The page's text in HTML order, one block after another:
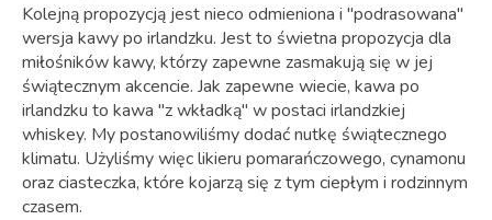
Kolejną propozycją jest nieco odmieniona i "podrasowana"
wersja kawy po irlandzku. Jest to świetna propozycja dla
miłośników kawy, którzy zapewne zasmakują się w jej
świątecznym akcencie. Jak zapewne wiecie, kawa po
irlandzku to kawa "z wkładką" w postaci irlandzkiej
whiskey. My postanowiliśmy dodać nutkę świątecznego
klimatu. Użyliśmy więc likieru pomarańczowego, cynamonu
oraz ciasteczka, które kojarzą się z tym ciepłym i rodzinnym
czasem.